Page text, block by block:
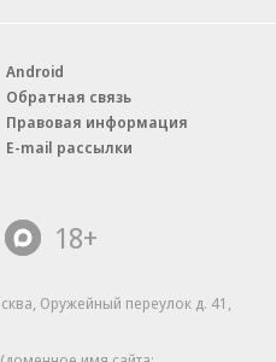
Android
Обратная связь
Правовая информация
E-mail рассылки
18+
Оружейный переулок д. 41,